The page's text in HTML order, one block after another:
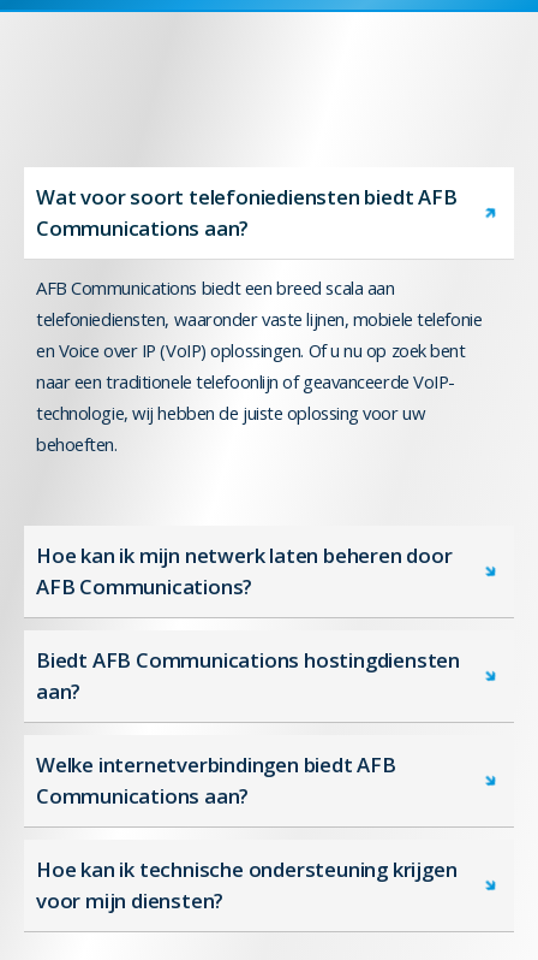
Wat voor soort telefoniediensten biedt AFB
Communications aan?
AFB Communications biedt een breed scala aan
telefoniediensten, waaronder vaste lijnen, mobiele telefonie
en Voice over IP (VoIP) oplossingen. Of u nu op zoek bent
naar een traditionele telefoonlijn of geavanceerde VoIP-
technologie, wij hebben de juiste oplossing voor uw
behoeften.
Hoe kan ik mijn netwerk laten beheren door
AFB Communications?
Biedt AFB Communications hostingdiensten
aan?
Welke internetverbindingen biedt AFB
Communications aan?
Hoe kan ik technische ondersteuning krijgen
voor mijn diensten?